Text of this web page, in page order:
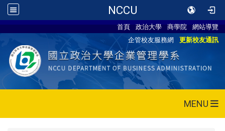
NCCU
首頁 政治大學 商學院
網站導覽
企管校友服務網
更新校友通訊
MENU